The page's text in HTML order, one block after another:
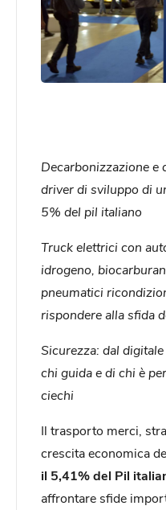
Decarbonizzazione e
driver di sviluppo di
5% del pil italiano
Truck elettrici con
idrogeno,
pneumatici
rispondere alla sfida
Sicurezza: dal
chi guida e di chi è
ciechi
Il trasporto merci,
crescita economica
il 5,41% del Pil
affrontare sfide